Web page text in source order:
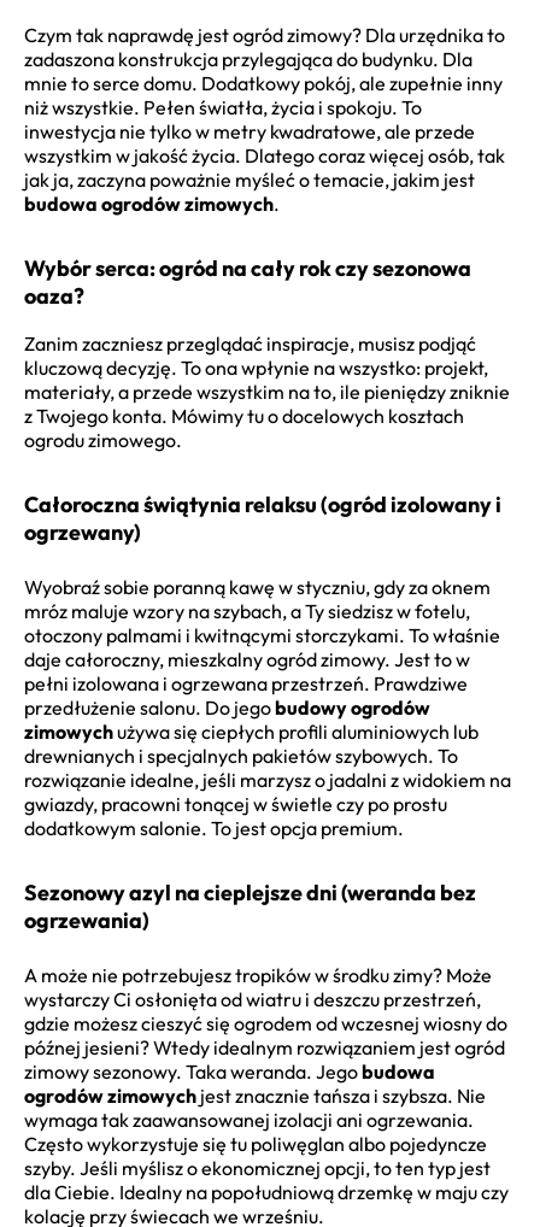
Czym tak naprawdę jest ogród zimowy? Dla urzędnika to
zadaszona konstrukcja przylegająca do budynku. Dla
mnie to serce domu. Dodatkowy pokój, ale zupełnie inny
niż wszystkie. Pełen światła, życia i spokoju. To
inwestycja nie tylko w metry kwadratowe, ale przede
wszystkim w jakość życia. Dlatego coraz więcej osób, tak
jak ja, zaczyna poważnie myśleć o temacie, jakim jest
budowa ogrodów zimowych.
Wybór serca: ogród na cały rok czy sezonowa
oaza?
Zanim zaczniesz przeglądać inspiracje, musisz podjąć
kluczową decyzję. To ona wpłynie na wszystko: projekt,
materiały, a przede wszystkim na to, ile pieniędzy zniknie
z Twojego konta. Mówimy tu o docelowych kosztach
ogrodu zimowego.
Całoroczna świątynia relaksu (ogród izolowany i
ogrzewany)
Wyobraź sobie poranną kawę w styczniu, gdy za oknem
mróz maluje wzory na szybach, a Ty siedzisz w fotelu,
otoczony palmami i kwitnącymi storczykami. To właśnie
daje całoroczny, mieszkalny ogród zimowy. Jest to w
pełni izolowana i ogrzewana przestrzeń. Prawdziwe
przedłużenie salonu. Do jegobudowy ogrodów
zimowychużywa się ciepłych profili aluminiowych lub
drewnianych i specjalnych pakietów szybowych. To
rozwiązanie idealne, jeśli marzysz o jadalni z widokiem na
gwiazdy, pracowni tonącej w świetle czy po prostu
dodatkowym salonie. To jest opcja premium.
Sezonowy azyl na cieplejsze dni (weranda bez
ogrzewania)
A może nie potrzebujesz tropików w środku zimy? Może
wystarczy Ci osłonięta od wiatru i deszczu przestrzeń,
gdzie możesz cieszyć się ogrodem od wczesnej wiosny do
późnej jesieni? Wtedy idealnym rozwiązaniem jest ogród
zimowy sezonowy. Taka weranda. Jegobudowa
ogrodów zimowych jest znacznie tańsza i szybsza. Nie
wymaga tak zaawansowanej izolacji ani ogrzewania.
Często wykorzystuje się tu poliwęglan albo pojedyncze
szyby. Jeśli myślisz o ekonomicznej opcji, to ten typ jest
dla Ciebie. Idealny na popołudniową drzemkę w maju czy
kolację przy świecach we wrześniu.